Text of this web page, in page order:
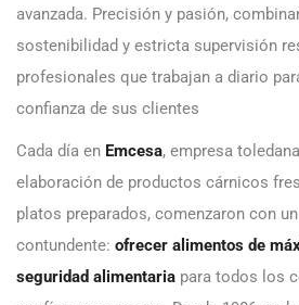
avanzada. Precisión y pasión,
sostenibilidad y estricta supervisión
profesionales que trabajan a diario
confianza de sus clientes
Cada día en Emcesa, empresa
elaboración de productos cárnicos
platos preparados, comenzaron con
contundente: ofrecer alimentos de
seguridad alimentaria para todos los